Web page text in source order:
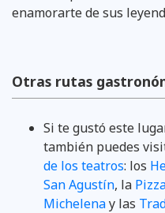
enamorarte de sus
Otras rutas
Si te gustó este
también puedes
de los teatros: los
San Agustín, la
Michelenay las